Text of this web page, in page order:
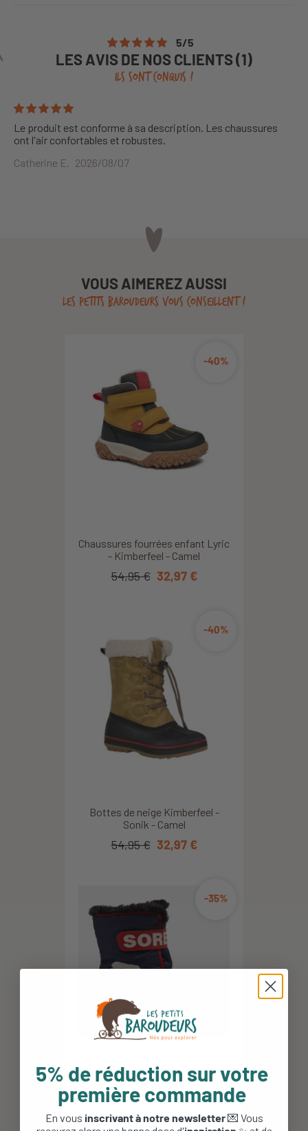
5/5
LES AVIS DE NOS CLIENTS (1)
ILS SONT CONQUIS !
Le produit est conforme à sa description. Les chaussures
ont l'air confortables et robustes.
Catherine E.
2026/08/07
VOUS AIMEREZ AUSSI
LES PETITS BAROUDEURS VOUS CONSEILLENT !
Chaussures fourrées enfant Lyric
- Kimberfeel - Camel
-40%
54,95 € 32,97 €
Bottes de neige Kimberfeel -
Sonik - Camel
-40%
54,95 € 32,97 €
Botte de neige enfant Sorel
Snow Commander -...
-35%
69,95 € 45,47 €
5% de réduction sur votre
première commande
En vous inscrivant à notre newsletter💌 Vous